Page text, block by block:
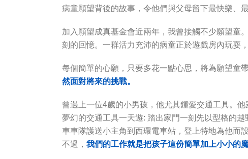
病童願望背後的故事，令他們與父母留下最快樂、
加入願望成真基金會近兩年，我曾接觸不少願望童
刻的回憶。一群活力充沛的病童正於遊戲房內玩耍
每個簡單的心願，只要多花一點心思，將為願望童
然面對將來的挑戰。
曾遇上一位4歲的小男孩，他尤其鍾愛交通工具。
夢幻的交通工具一天遊: 踏出家門一刻先以型格的
車車隊護送小主角到西環電車站，登上特地為他而
不過， 我們的工作就是把孩子這份簡單加上小小的